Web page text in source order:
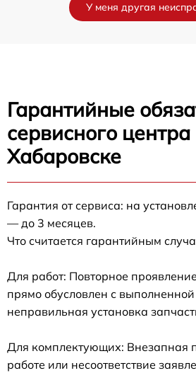
У меня другая
Гарантийные
сервисного центра
Хабаровске
Гарантия от сервиса: на
— до 3 месяцев.
Что считается гарантийным
Для работ: Повторное
прямо обусловлен с
неправильная установка
Для комплектующих: Внезапная
работе или несоответствие